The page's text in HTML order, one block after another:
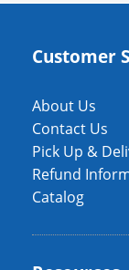
Customer
About Us
Contact Us
Pick Up &
Refund
Catalog